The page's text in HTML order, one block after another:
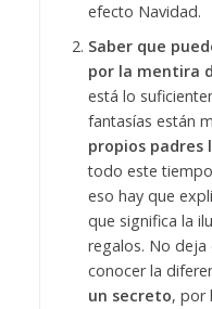
efecto Navidad.
Saber que
por la mentira
está lo
fantasías están
propios padres
todo este
eso hay que
que significa la
regalos. No deja
conocer la
un secreto, por